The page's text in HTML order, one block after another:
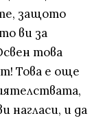
защото
ви за
това
Това е още
нагласи, и да